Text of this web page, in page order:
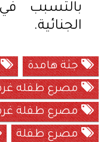
بالتسبب
الجنائية.
جثة هامدة
مصرع طفله
مصرع طفلة غرقا
مصرع طفلة